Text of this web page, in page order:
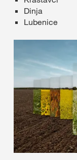
Dinja
Lubenice